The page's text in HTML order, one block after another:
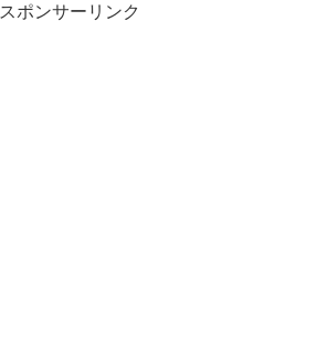
スポンサーリンク